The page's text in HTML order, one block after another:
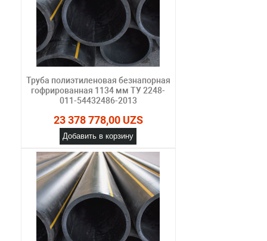
Труба полиэтиленовая безнапорная
гофрированная 1134 мм ТУ 2248-
011-54432486-2013
23 378 778,00 UZS
Добавить в корзину